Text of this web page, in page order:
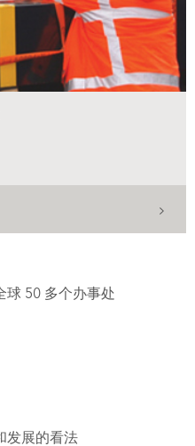
球 50 多个办事处
发展的看法